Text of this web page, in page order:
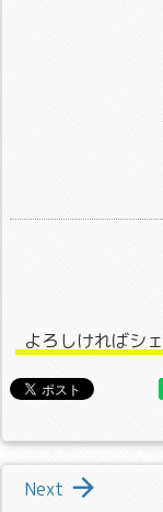
よろしければシ

Next